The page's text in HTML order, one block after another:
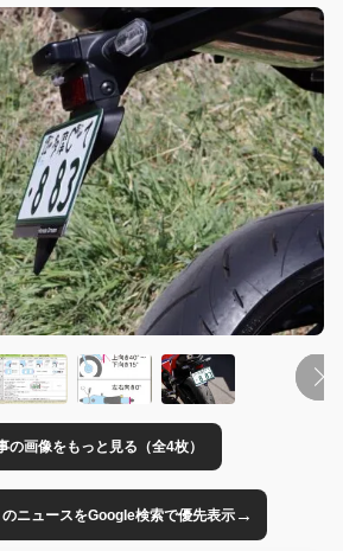
の画像をもっと見る（全4枚）
ニュースをGoogle検索で優先表示→